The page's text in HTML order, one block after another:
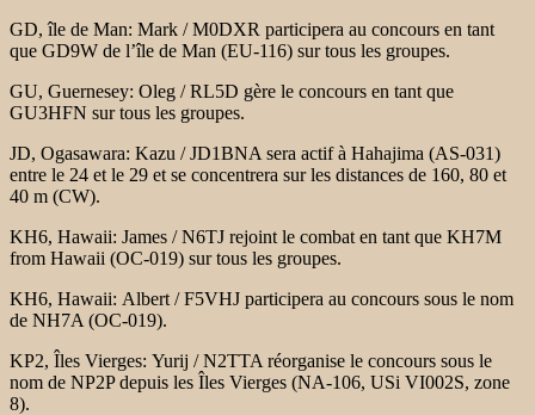
GD, île de Man: Mark / M0DXR participera au concours en tant
que GD9W de l’île de Man (EU-116) sur tous les groupes.
GU, Guernesey: Oleg / RL5D gère le concours en tant que
GU3HFN sur tous les groupes.
JD, Ogasawara: Kazu / JD1BNA sera actif à Hahajima (AS-031)
entre le 24 et le 29 et se concentrera sur les distances de 160, 80 et
40 m (CW).
KH6, Hawaii: James / N6TJ rejoint le combat en tant que KH7M
from Hawaii (OC-019) surtous les groupes.
KH6, Hawaii: Albert / F5VHJ participera au concours sous le nom
de NH7A (OC-019).
KP2, Îles Vierges: Yurij / N2TTA réorganise le concours sous le
nom de NP2P depuis les Îles Vierges (NA-106, USi VI002S, zone
8).